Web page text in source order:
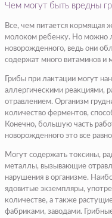
Чем могут быть вредны
Все, чем питается кормящая
молоком ребенку. Но можно
новорожденного, ведь они
содержат много витаминов и
Грибы при лактации могут
аллергическими реакциями,
отравлением. Организм
количество ферментов,
Конечно, большую часть
новорожденного это все
Могут содержать токсины,
металлы, вызывающие
нарушения в организме.
ядовитые экземпляры,
количестве, а также
фабриками, заводами.